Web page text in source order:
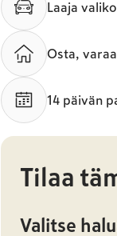
Laaja
Osta,
14 päivän
Tilaa
Valitse